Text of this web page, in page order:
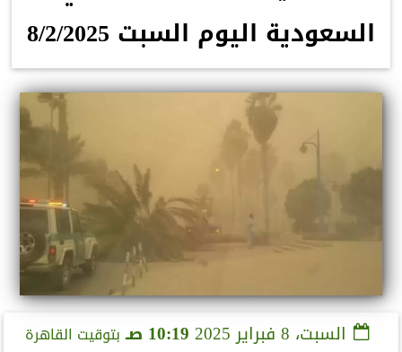
السعودية اليوم السبت 8/2/2025
السبت، 8 فبراير 2025 10:19 صـ بتوقيت القاهرة